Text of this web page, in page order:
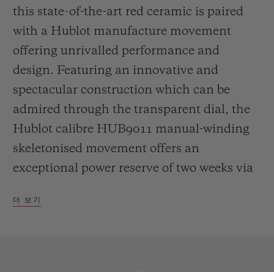
this state-of-the-art red ceramic is paired
with a Hublot manufacture movement
offering unrivalled performance and
design. Featuring an innovative and
spectacular construction which can be
admired through the transparent dial, the
Hublot calibre HUB9011 manual-winding
skeletonised movement offers an
exceptional power reserve of two weeks via
energy to be transmitted between the
더 보기